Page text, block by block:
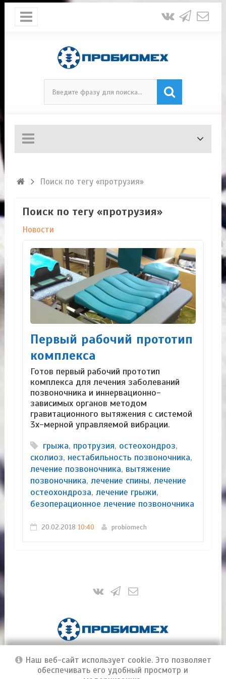
Поиск по тегу «протрузия»
Поиск по тегу «протрузия»
Новости
Первый рабочий прототип
комплекса
Готов первый рабочий прототип
комплекса для лечения заболеваний
позвоночника и иннервационно-
зависимых органов методом
гравитационного вытяжения с системой
3х-мерной управляемой вибрации.
грыжа, протрузия, остеохондроз,
сколиоз, нестабильность позвоночника,
лечение позвоночника, вытяжение
позвоночника, лечение спины, лечение
остеохондроза, лечение грыжи,
безоперационное лечение позвоночника
20.02.2018 10:40 probiomech
методы лечения позвоночника© 2016-2026
Материалы сайта являются собственностью ООО
Наш веб-сайт использует cookie. Это позволяет
обеспечивать его удобный просмотр и